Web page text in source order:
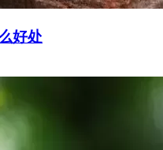
好处